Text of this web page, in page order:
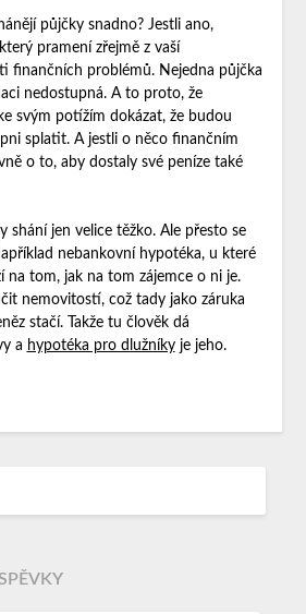
půjčky snadno? Jestli ano,
pramení zřejmě z vaší
finančních problémů. Nejedna půjčka
nedostupná. A to proto, že
svým potížím dokázat, že budou
splatit. A jestli o něco finančním
o to, aby dostaly své peníze také
shání jen velice těžko. Ale přesto se
nebankovní hypotéka, u které
na tom, jak na tom zájemce o ni je.
nemovitostí, což tady jako záruka
stačí. Takže tu člověk dá
a hypotéka pro dlužníkyje jeho.